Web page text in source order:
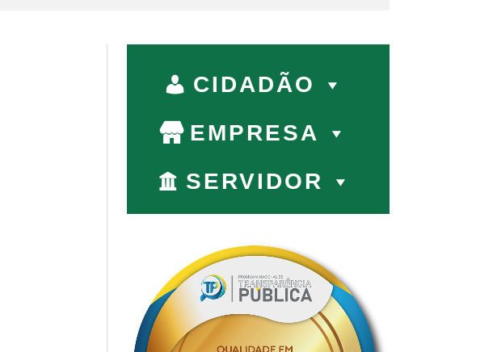
CIDADÃO
EMPRESA
SERVIDOR